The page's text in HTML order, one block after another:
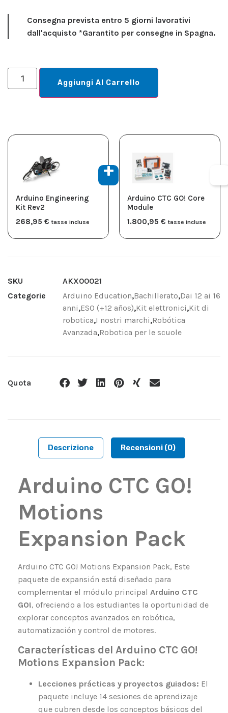
Consegna prevista entro 5 giorni lavorativi
dall'acquisto *Garantito per consegne in Spagna.
Aggiungi Al Carrello
Arduino Engineering
Kit Rev2
268,95 € tasse incluse
Arduino CTC GO! Core
Module
1.800,95 € tasse incluse
SKU
AKX00021
Categorie
Arduino Education,Bachillerato,Dai 12 ai 16
anni,ESO (+12 años),Kit elettronici,Kit di
robotica,I nostri marchi,Robótica
Avanzada,Robotica per le scuole
Quota
Descrizione Recensioni (0)
Arduino CTC GO!
Motions
Expansion Pack
Arduino CTC GO! Motions Expansion Pack, Este
paquete de expansión está diseñado para
complementar el módulo principal Arduino CTC
GO!, ofreciendo a los estudiantes la oportunidad de
explorar conceptos avanzados en robótica,
automatización y control de motores.
Características del Arduino CTC GO!
Motions Expansion Pack:
Lecciones prácticas y proyectos guiados: El
paquete incluye 14 sesiones de aprendizaje
que cubren desde los conceptos básicos del